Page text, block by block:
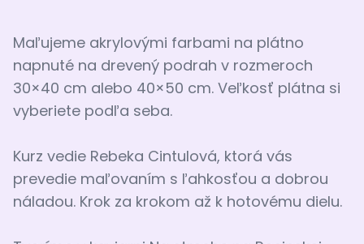
Maľujeme akrylovými farbami na plátno
napnuté na drevený podrah v rozmeroch
30×40 cm alebo 40×50 cm. Veľkosť plátna si
vyberiete podľa seba.
Kurz vedie Rebeka Cintulová, ktorá vás
prevedie maľovaním s ľahkosťou a dobrou
náladou. Krok za krokom až k hotovému dielu.